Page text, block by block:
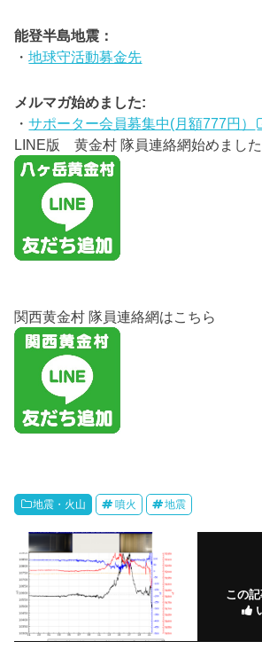
能登半島地震：
・地球守活動募金先
メルマガ始めました:
・サポーター会員募集中(月額777円）
LINE版 黄金村 隊員連絡網始めました
関西黄金村 隊員連絡網はこちら
地震・火山 噴火 地震
この